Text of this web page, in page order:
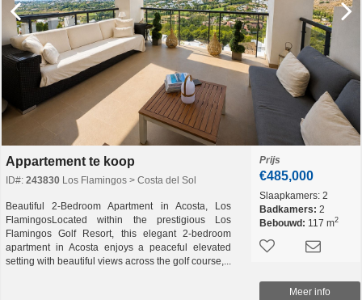
Appartement te koop
ID#: 243830 Los Flamingos > Costa del Sol
Beautiful 2-Bedroom Apartment in Acosta, Los
FlamingosLocated within the prestigious Los
Flamingos Golf Resort, this elegant 2-bedroom
apartment in Acosta enjoys a peaceful elevated
setting with beautiful views across the golf course,...
Prijs
€485,000
Slaapkamers: 2
Badkamers: 2
Bebouwd: 117 m2
Meer info